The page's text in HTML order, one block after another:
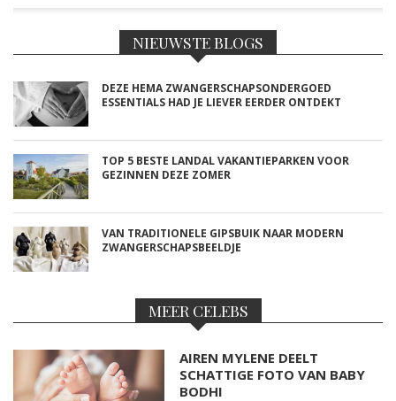
NIEUWSTE BLOGS
DEZE HEMA ZWANGERSCHAPSONDERGOED
ESSENTIALS HAD JE LIEVER EERDER ONTDEKT
TOP 5 BESTE LANDAL VAKANTIEPARKEN VOOR
GEZINNEN DEZE ZOMER
VAN TRADITIONELE GIPSBUIK NAAR MODERN
ZWANGERSCHAPSBEELDJE
MEER CELEBS
AIREN MYLENE DEELT
SCHATTIGE FOTO VAN BABY
BODHI